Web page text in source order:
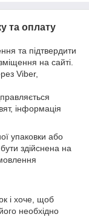
та оплату
та підтвердити
на сайті.
Viber,
інформація
упаковки або
здійснена на
і хоче, щоб
необхідно